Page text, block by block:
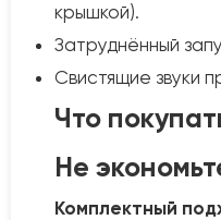
крышкой).
Затруднённый
Свистящие звуки
Что
Не
Комплектный